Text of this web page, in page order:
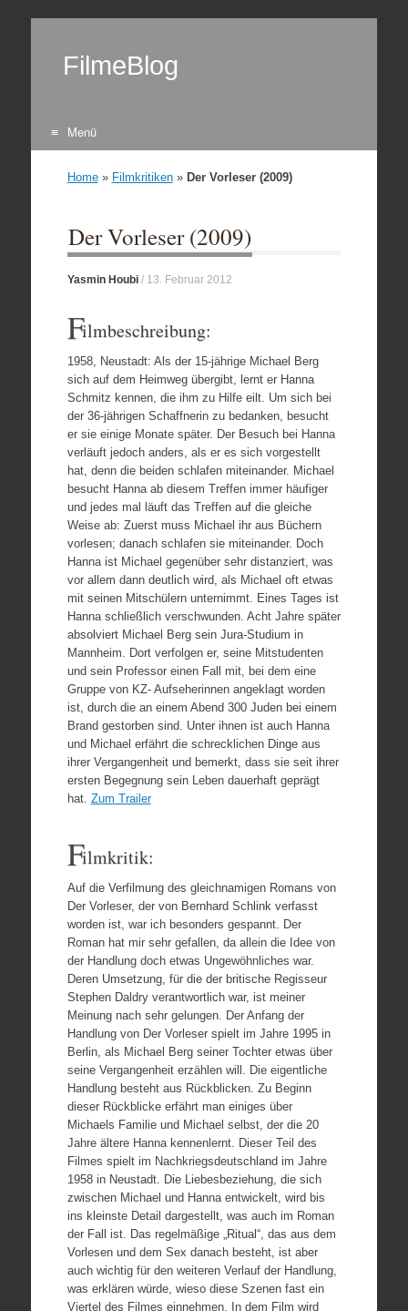
FilmeBlog
Menü
Home» Filmkritiken» Der Vorleser (2009)
Der Vorleser (2009)
Yasmin Houbi/ 13. Februar 2012
Filmbeschreibung:
1958, Neustadt: Als der 15-jährige Michael Berg
sich auf dem Heimweg übergibt, lernt er Hanna
Schmitz kennen, die ihm zu Hilfe eilt. Um sich bei
der 36-jährigen Schaffnerin zu bedanken, besucht
er sie einige Monate später. Der Besuch bei Hanna
verläuft jedoch anders, als er es sich vorgestellt
hat, denn die beiden schlafen miteinander. Michael
besucht Hanna ab diesem Treffen immer häufiger
und jedes mal läuft das Treffen auf die gleiche
Weise ab: Zuerst muss Michael ihr aus Büchern
vorlesen; danach schlafen sie miteinander. Doch
Hanna ist Michael gegenüber sehr distanziert, was
vor allem dann deutlich wird, als Michael oft etwas
mit seinen Mitschülern unternimmt. Eines Tages ist
Hanna schließlich verschwunden. Acht Jahre später
absolviert Michael Berg sein Jura-Studium in
Mannheim. Dort verfolgen er, seine Mitstudenten
und sein Professor einen Fall mit, bei dem eine
Gruppe von KZ- Aufseherinnen angeklagt worden
ist, durch die an einem Abend 300 Juden bei einem
Brand gestorben sind. Unter ihnen ist auch Hanna
und Michael erfährt die schrecklichen Dinge aus
ihrer Vergangenheit und bemerkt, dass sie seit ihrer
ersten Begegnung sein Leben dauerhaft geprägt
hat. Zum Trailer
Filmkritik:
Auf die Verfilmung des gleichnamigen Romans von
Der Vorleser, der von Bernhard Schlink verfasst
worden ist, war ich besonders gespannt. Der
Roman hat mir sehr gefallen, da allein die Idee von
der Handlung doch etwas Ungewöhnliches war.
Deren Umsetzung, für die der britische Regisseur
Stephen Daldry verantwortlich war, ist meiner
Meinung nach sehr gelungen. Der Anfang der
Handlung von Der Vorleser spielt im Jahre 1995 in
Berlin, als Michael Berg seiner Tochter etwas über
seine Vergangenheit erzählen will. Die eigentliche
Handlung besteht aus Rückblicken. Zu Beginn
dieser Rückblicke erfährt man einiges über
Michaels Familie und Michael selbst, der die 20
Jahre ältere Hanna kennenlernt. Dieser Teil des
Filmes spielt im Nachkriegsdeutschland im Jahre
1958 in Neustadt. Die Liebesbeziehung, die sich
zwischen Michael und Hanna entwickelt, wird bis
ins kleinste Detail dargestellt, was auch im Roman
der Fall ist. Das regelmäßige „Ritual“, das aus dem
Vorlesen und dem Sex danach besteht, ist aber
auch wichtig für den weiteren Verlauf der Handlung,
was erklären würde, wieso diese Szenen fast ein
Viertel des Filmes einnehmen. In dem Film wird